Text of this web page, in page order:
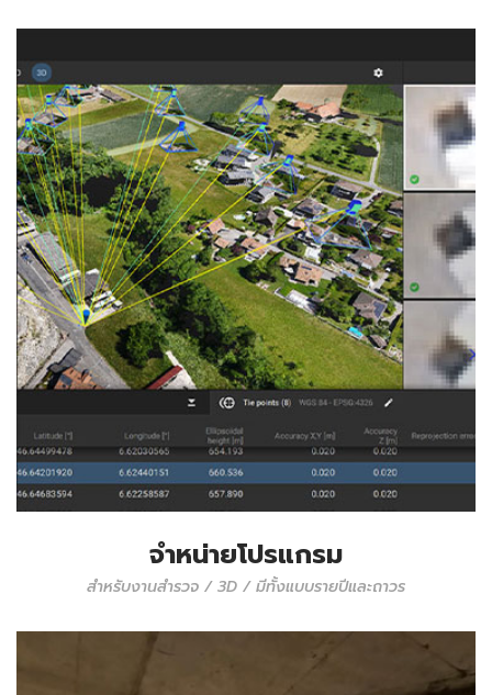
จำหน่ายโปรแกรม
สำหรับงานสำรวจ / 3D / มีทั้งแบบรายปีและถาวร